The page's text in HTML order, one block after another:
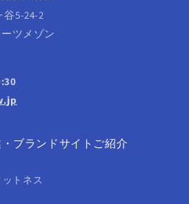
5‑24‑2
ツメゾン
ブランドサイトご紹介
ットネス